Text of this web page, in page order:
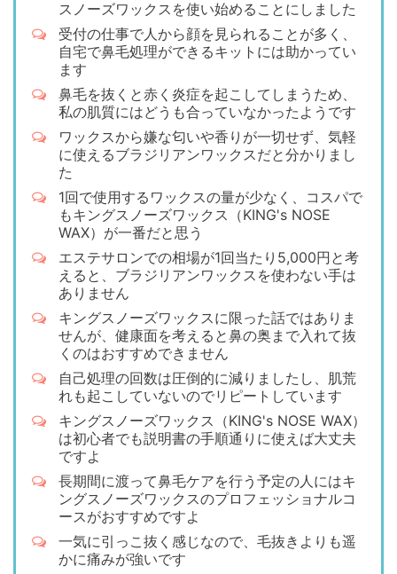
スノーズワックスを使い始めることにしました
受付の仕事で人から顔を見られることが多く、
自宅で鼻毛処理ができるキットには助かってい
ます
鼻毛を抜くと赤く炎症を起こしてしまうため、
私の肌質にはどうも合っていなかったようです
ワックスから嫌な匂いや香りが一切せず、気軽
に使えるブラジリアンワックスだと分かりまし
た
1回で使用するワックスの量が少なく、コスパで
もキングスノーズワックス（KING's NOSE
WAX）が一番だと思う
エステサロンでの相場が1回当たり5,000円と考
えると、ブラジリアンワックスを使わない手は
ありません
キングスノーズワックスに限った話ではありま
せんが、健康面を考えると鼻の奥まで入れて抜
くのはおすすめできません
自己処理の回数は圧倒的に減りましたし、肌荒
れも起こしていないのでリピートしています
キングスノーズワックス（KING's NOSE WAX）
は初心者でも説明書の手順通りに使えば大丈夫
ですよ
長期間に渡って鼻毛ケアを行う予定の人にはキ
ングスノーズワックスのプロフェッショナルコ
ースがおすすめですよ
一気に引っこ抜く感じなので、毛抜きよりも遥
かに痛みが強いです